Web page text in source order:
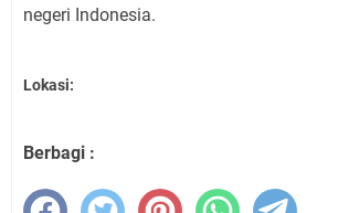
negeri Indonesia.
Lokasi:
Berbagi :